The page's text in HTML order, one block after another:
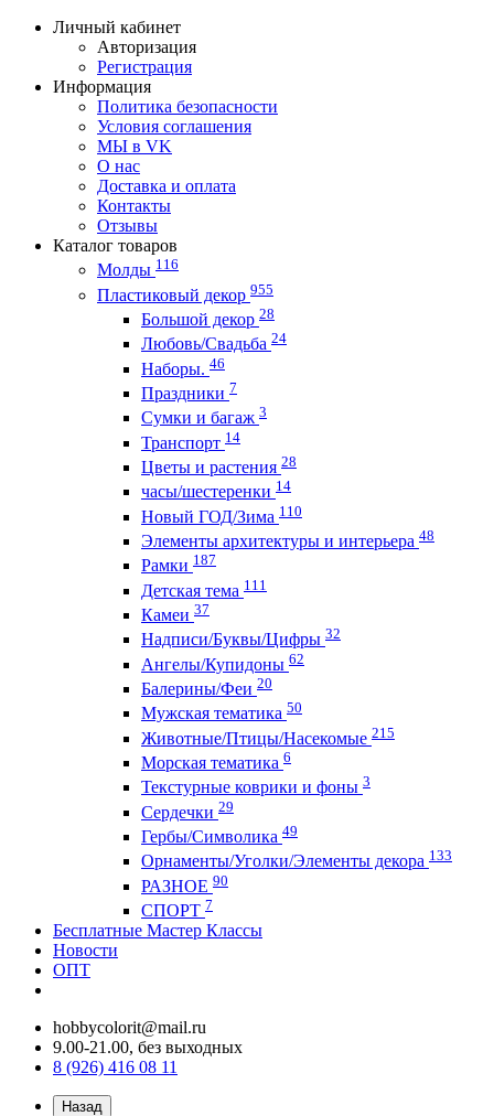
Личный кабинет
Авторизация
Регистрация
Информация
Политика безопасности
Условия соглашения
МЫ в VK
О нас
Доставка и оплата
Контакты
Отзывы
Каталог товаров
Молды 116
Пластиковый декор 955
Большой декор 28
Любовь/Cвадьба 24
Наборы. 46
Праздники 7
Сумки и багаж 3
Транспорт 14
Цветы и растения 28
часы/шестеренки 14
Новый ГОД/Зима 110
Элементы архитектуры и интерьера 48
Рамки 187
Детская тема 111
Камеи 37
Надписи/Буквы/Цифры 32
Ангелы/Купидоны 62
Балерины/Феи 20
Мужская тематика 50
Животные/Птицы/Насекомые 215
Морская тематика 6
Текстурные коврики и фоны 3
Сердечки 29
Гербы/Символика 49
Орнаменты/Уголки/Элементы декора 133
РАЗНОЕ 90
СПОРТ 7
Бесплатные Мастер Классы
Новости
ОПТ
hobbycolorit@mail.ru
9.00-21.00, без выходных
8 (926) 416 08 11
Назад